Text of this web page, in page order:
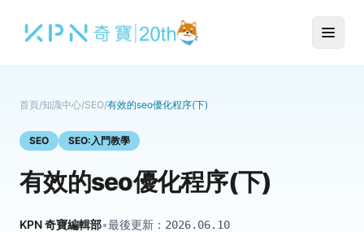
首頁/知識中心/SEO/有效的seo優化程序(下)
SEO SEO:入門教學
有效的seo優化程序(下)
KPN 奇寶編輯部•最後更新： 2026.06.10